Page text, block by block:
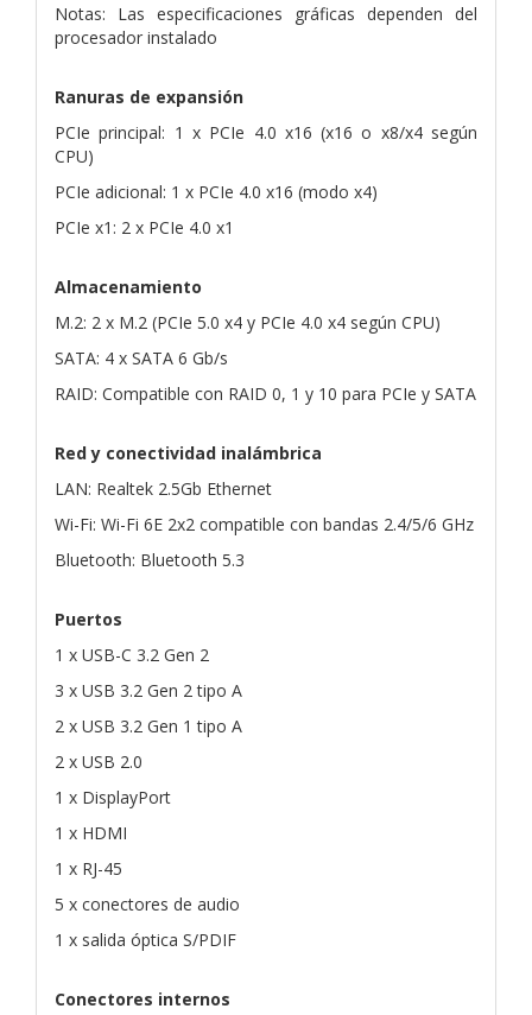
Notas: Las especificaciones gráficas dependen del
procesador instalado
Ranuras de expansión
PCIe principal: 1 x PCIe 4.0 x16 (x16 o x8/x4 según
CPU)
PCIe adicional: 1 x PCIe 4.0 x16 (modo x4)
PCIe x1: 2 x PCIe 4.0 x1
Almacenamiento
M.2: 2 x M.2 (PCIe 5.0 x4 y PCIe 4.0 x4 según CPU)
SATA: 4 x SATA 6 Gb/s
RAID: Compatible con RAID 0, 1 y 10 para PCIe y SATA
Red y conectividad inalámbrica
LAN: Realtek 2.5Gb Ethernet
Wi-Fi: Wi-Fi 6E 2x2 compatible con bandas 2.4/5/6 GHz
Bluetooth: Bluetooth 5.3
Puertos
1 x USB-C 3.2 Gen 2
3 x USB 3.2 Gen 2 tipo A
2 x USB 3.2 Gen 1 tipo A
2 x USB 2.0
1 x DisplayPort
1 x HDMI
1 x RJ-45
5 x conectores de audio
1 x salida óptica S/PDIF
Conectores internos